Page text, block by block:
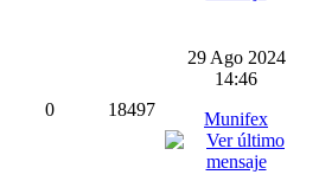
0 18497
29 Ago 2024
14:46
Munifex